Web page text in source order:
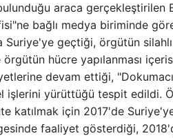
araca
bağlı medya biriminde
geçtiği, örgütün
örgütün hücre yapılanması
devam ettiği,
işlerini yürüttüğü tespit edildi.
katılmak için 2017'de
faaliyet gösterdiği,